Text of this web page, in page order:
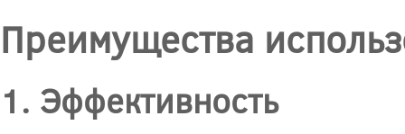
Преимущества
1. Эффективность